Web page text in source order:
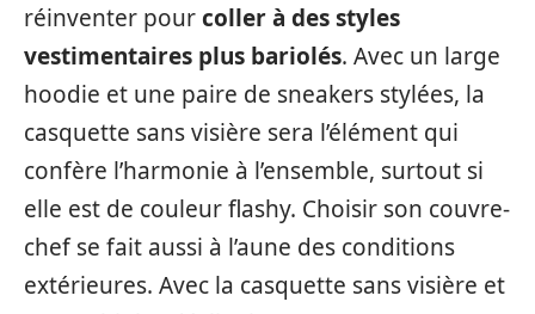
réinventer pourcoller à des styles
vestimentaires plus bariolés. Avec un large
hoodie et une paire de sneakers stylées, la
casquette sans visière sera l’élément qui
confère l’harmonie à l’ensemble, surtout si
elle est de couleur flashy. Choisir son couvre-
chef se fait aussi à l’aune des conditions
extérieures. Avec la casquette sans visière et